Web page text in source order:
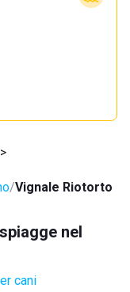
>
Vignale Riotorto
nel
cani